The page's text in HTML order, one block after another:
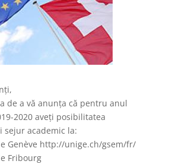
de a vă anunţa că pentru anul
2020 aveţi posibilitatea
academic la:
Genève http://unige.ch/gsem/fr/
Fribourg